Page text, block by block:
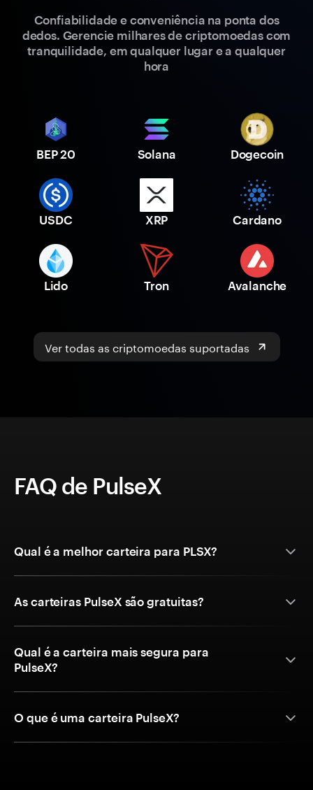
Confiabilidade e conveniência na ponta dos
dedos. Gerencie milhares de criptomoedas com
tranquilidade, em qualquer lugar e a qualquer
hora
BEP 20 Solana Dogecoin
USDC XRP Cardano
Lido Tron Avalanche
Ver todas as criptomoedas suportadas
FAQ de PulseX
Qual é a melhor carteira para PLSX?
As carteiras PulseX são gratuitas?
Qual é a carteira mais segura para
PulseX?
O que é uma carteira PulseX?